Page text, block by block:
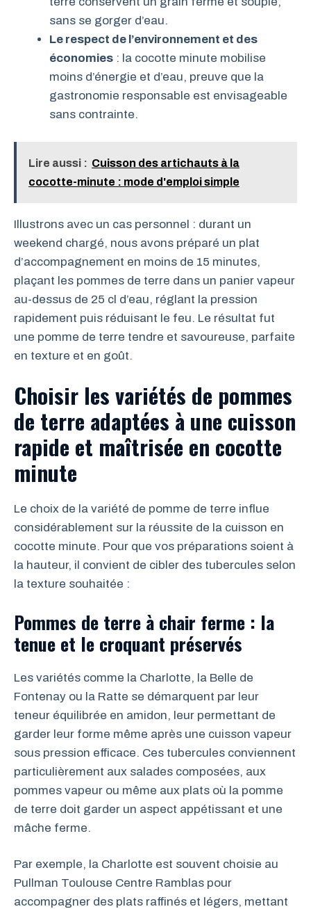
sans se gorger d’eau.
Le respect de l’environnement et des
économies : la cocotte minute mobilise
moins d’énergie et d’eau, preuve que la
gastronomie responsable est envisageable
sans contrainte.
Lire aussi : Cuisson des artichauts à la
cocotte-minute : mode d'emploi simple
Illustrons avec un cas personnel : durant un
weekend chargé, nous avons préparé un plat
d’accompagnement en moins de 15 minutes,
plaçant les pommes de terre dans un panier vapeur
au-dessus de 25 cl d’eau, réglant la pression
rapidement puis réduisant le feu. Le résultat fut
une pomme de terre tendre et savoureuse, parfaite
en texture et en goût.
Choisir les variétés de pommes
de terre adaptées à une cuisson
rapide et maîtrisée en cocotte
minute
Le choix de la variété de pomme de terre influe
considérablement sur la réussite de la cuisson en
cocotte minute. Pour que vos préparations soient à
la hauteur, il convient de cibler des tubercules selon
la texture souhaitée :
Pommes de terre à chair ferme : la
tenue et le croquant préservés
Les variétés comme la Charlotte, la Belle de
Fontenay ou la Ratte se démarquent par leur
teneur équilibrée en amidon, leur permettant de
garder leur forme même après une cuisson vapeur
sous pression efficace. Ces tubercules conviennent
particulièrement aux salades composées, aux
pommes vapeur ou même aux plats où la pomme
de terre doit garder un aspect appétissant et une
mâche ferme.
Par exemple, la Charlotte est souvent choisie au
Pullman Toulouse Centre Ramblas pour
accompagner des plats raffinés et légers, mettant